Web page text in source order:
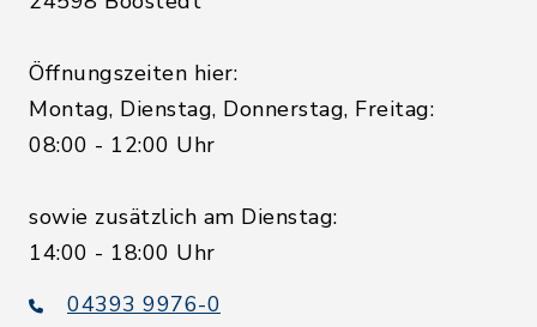
Öffnungszeiten hier:
Montag, Dienstag, Donnerstag, Freitag:
08:00 - 12:00 Uhr
sowie zusätzlich am Dienstag:
14:00 - 18:00 Uhr
04393 9976-0